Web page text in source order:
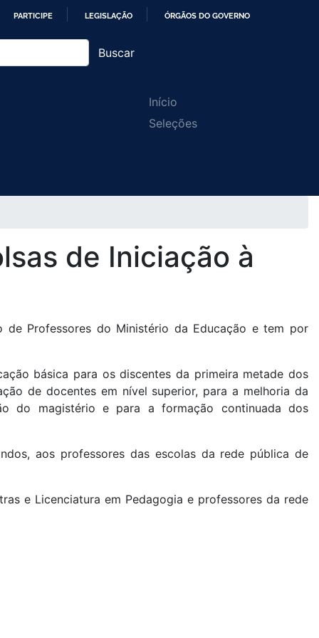
PARTICIPE LEGISLAÇÃO ÓRGÃOS DO GOVERNO
Buscar
Main
navigation
Início
Seleções
de Iniciação à
de Professores do Ministério da Educação e tem por
básica para os discentes da primeira metade dos
de docentes em nível superior, para a melhoria da
do magistério e para a formação continuada dos
aos professores das escolas da rede pública de
e Licenciatura em Pedagogia e professores da rede